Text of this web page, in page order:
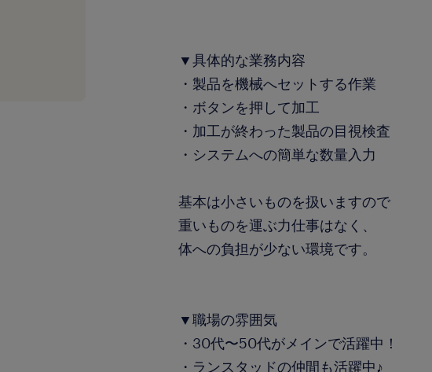
▼具体的な業務内容
・製品を機械へセットする作業
・ボタンを押して加工
・加工が終わった製品の目視検査
・システムへの簡単な数量入力
基本は小さいものを扱いますので
重いものを運ぶ力仕事はなく、
体への負担が少ない環境です。
▼職場の雰囲気
・30代〜50代がメインで活躍中！
・ランスタッドの仲間も活躍中♪